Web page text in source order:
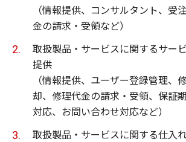
（情報提供、コンサルタント、受
金の請求・受領など）
取扱製品・サービスに関するサー
提供
（情報提供、ユーザー登録管理、
却、修理代金の請求・受領、保証
対応、お問い合わせ対応など）
取扱製品・サービスに関する仕入